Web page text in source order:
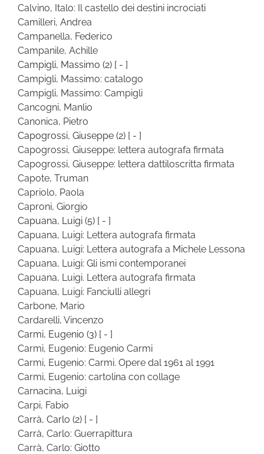
Calvino, Italo: Il castello dei destini incrociati
Camilleri, Andrea
Campanella, Federico
Campanile, Achille
Campigli, Massimo (2) [ - ]
Campigli, Massimo: catalogo
Campigli, Massimo: Campigli
Cancogni, Manlio
Canonica, Pietro
Capogrossi, Giuseppe (2) [ - ]
Capogrossi, Giuseppe: lettera autografa firmata
Capogrossi, Giuseppe: lettera dattiloscritta firmata
Capote, Truman
Capriolo, Paola
Caproni, Giorgio
Capuana, Luigi (5) [ - ]
Capuana, Luigi: Lettera autografa firmata
Capuana, Luigi: Lettera autografa a Michele Lessona
Capuana, Luigi: Gli ismi contemporanei
Capuana, Luigi. Lettera autografa firmata
Capuana, Luigi: Fanciulli allegri
Carbone, Mario
Cardarelli, Vincenzo
Carmi, Eugenio (3) [ - ]
Carmi, Eugenio: Eugenio Carmi
Carmi, Eugenio: Carmi. Opere dal 1961 al 1991
Carmi, Eugenio: cartolina con collage
Carnacina, Luigi
Carpi, Fabio
Carrà, Carlo (2) [ - ]
Carrà, Carlo: Guerrapittura
Carrà, Carlo: Giotto